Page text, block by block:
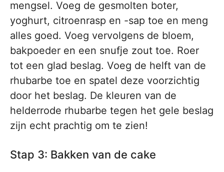
mengsel. Voeg de gesmolten boter,
yoghurt, citroenrasp en -sap toe en meng
alles goed. Voeg vervolgens de bloem,
bakpoeder en een snufje zout toe. Roer
tot een glad beslag. Voeg de helft van de
rhubarbe toe en spatel deze voorzichtig
door het beslag. De kleuren van de
helderrode rhubarbe tegen het gele beslag
zijn echt prachtig om te zien!
Stap 3: Bakken van de cake